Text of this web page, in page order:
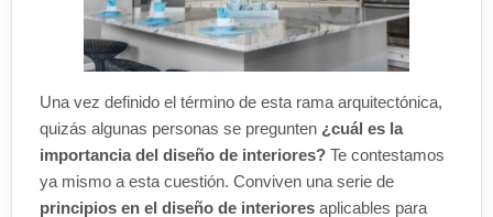
Una vez definido el término de esta rama arquitectónica,
quizás algunas personas se pregunten ¿cuál es la
importancia del diseño de interiores? Te contestamos
ya mismo a esta cuestión. Conviven una serie de
principios en el diseño de interiores aplicables para